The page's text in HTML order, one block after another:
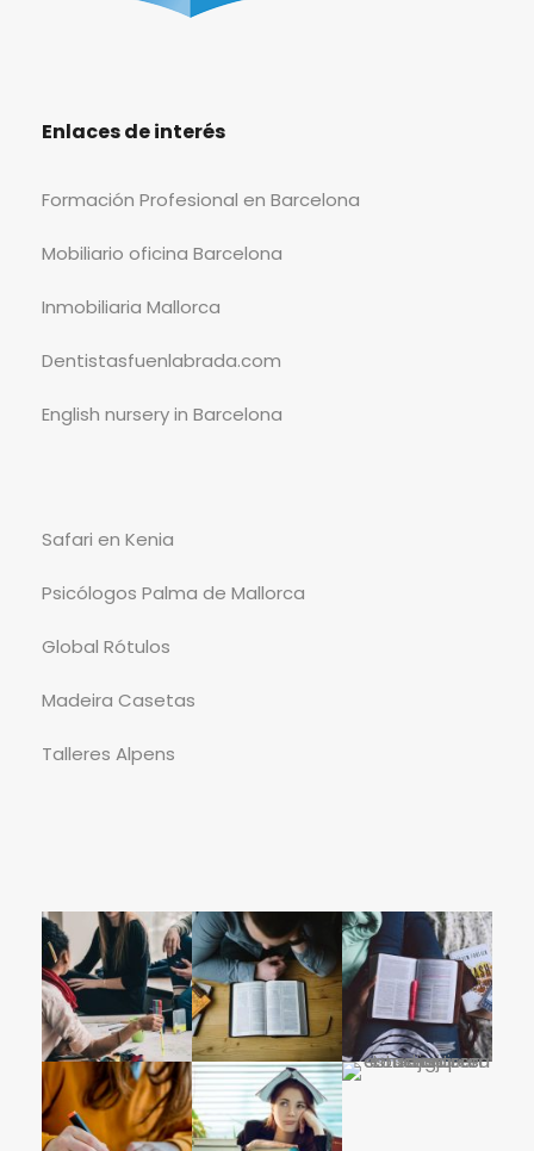
Enlaces de interés
Formación Profesional en Barcelona
Mobiliario oficina Barcelona
Inmobiliaria Mallorca
Dentistasfuenlabrada.com
English nursery in Barcelona
Safari en Kenia
Psicólogos Palma de Mallorca
Global Rótulos
Madeira Casetas
Talleres Alpens